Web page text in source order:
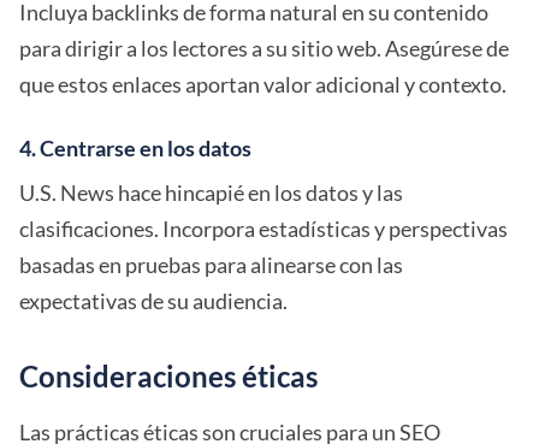
Incluya backlinks de forma natural en su contenido
para dirigir a los lectores a su sitio web. Asegúrese de
que estos enlaces aportan valor adicional y contexto.
4. Centrarse en los datos
U.S. News hace hincapié en los datos y las
clasificaciones. Incorpora estadísticas y perspectivas
basadas en pruebas para alinearse con las
expectativas de su audiencia.
Consideraciones éticas
Las prácticas éticas son cruciales para un SEO